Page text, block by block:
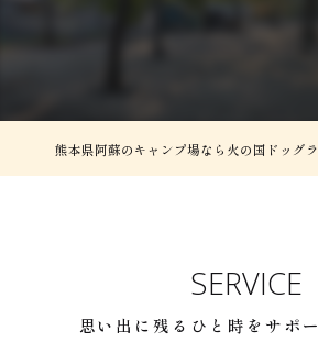
思い出に残るひと時をサポ
SERVICE